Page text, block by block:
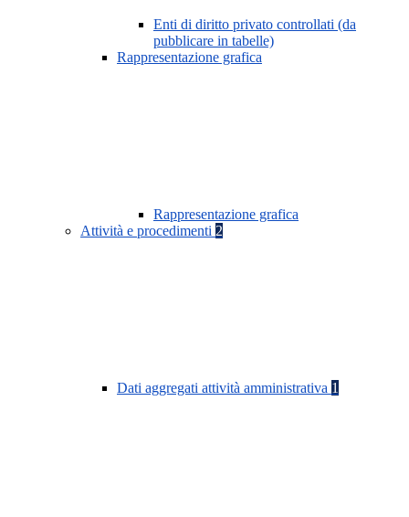
Enti di diritto privato controllati (da
pubblicare in tabelle)
Rappresentazione grafica
Rappresentazione grafica
Attività e procedimenti 2
Dati aggregati attività amministrativa 1